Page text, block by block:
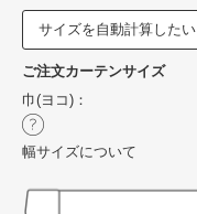
サイズを自動計算したい
ご注文カーテンサイズ
巾(ヨコ)：
幅サイズについて